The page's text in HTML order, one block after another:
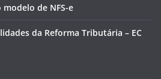
de NFS-e
da Reforma Tributária – EC